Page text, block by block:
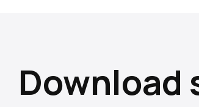
Download